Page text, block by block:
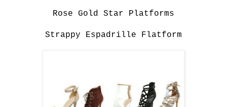
Rose Gold Star Platforms
Strappy Espadrille Flatform